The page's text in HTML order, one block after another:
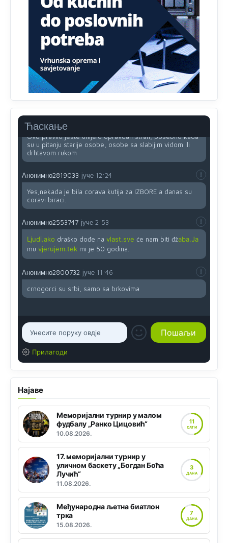
Ћаскање
Анонимно2818605 јуче 11:34
Najveći dio populacije starije od 65 godina uopšte ne
koristi internet, niti ima pristup računarima
Анонимно2818605
11:45
Uvođenje pravila da se umjesto dosadašnjeg znaka "X"
(krstića) kružić ispred kandidata mora u potpunosti
obojiti (popuniti) uvedeno je isključivo zbog tehničkih
Ovo pravilo jeste unijelo opravdan strah, posebno kada
su u pitanju starije osobe, osobe sa slabijim vidom ili
drhtavom rukom
Анонимно2819033 јуче 12:24
Yes,nekada je bila corava kutija za IZBORE a danas su
coravi biraci.
Анонимно2553747 јуче 2:53
Ljudi.ako draško dođe na vlast.sve će nam biti đžaba.Ja
mu vjerujem.tek mi je 50 godina.
Анонимно2800732 јуче 11:46
crnogorci su srbi, samo sa brkovima
Прилагоди
Најаве
Меморијални турнир у малом
фудбалу „Ранко Цицовић“
10.08.2026.
11
САТИ
17. меморијални турнир у
уличном баскету „Богдан Боћа
Лучић“
11.08.2026.
3
ДАНА
Међународна љетна биатлон
трка
15.08.2026.
7
ДАНА